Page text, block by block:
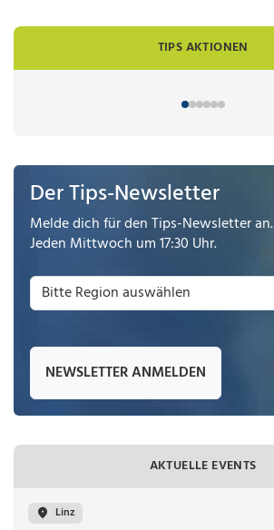
TIPS AKTIONEN
Der Tips-Newsletter
Melde dich für den Tips-Newsletter an.
Jeden Mittwoch um 17:30 Uhr.
NEWSLETTER ANMELDEN
AKTUELLE EVENTS
Linz